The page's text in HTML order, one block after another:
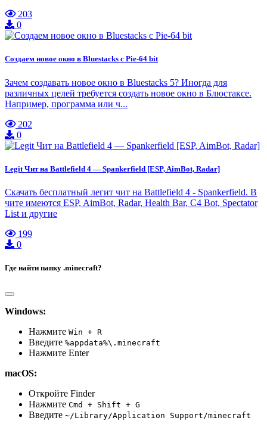
203
0
Создаем новое окно в Bluestacks с Pie-64 bit
Зачем создавать новое окно в Bluestacks 5? Иногда для
различных целей требуется создать новое окно в Блюстаксе.
Например, программа или ч...
202
0
Legit Чит на Battlefield 4 — Spankerfield [ESP, AimBot, Radar]
Скачать бесплатный легит чит на Battlefield 4 - Spankerfield. В
чите имеются ESP, AimBot, Radar, Health Bar, C4 Bot, Spectator
List и другие
199
0
Где найти папку .minecraft?
Windows:
Нажмите Win + R
Введите %appdata%\.minecraft
Нажмите Enter
macOS:
Откройте Finder
Нажмите Cmd + Shift + G
Введите ~/Library/Application Support/minecraft